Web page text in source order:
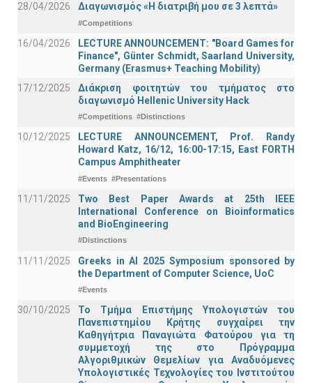
28/04/2026
Διαγωνισμός «Η διατριβή μου σε 3 λεπτά»
#Competitions
16/04/2026
LECTURE ANNOUNCEMENT: "Board Games for
Finance", Günter Schmidt, Saarland University,
Germany (Erasmus+ Teaching Mobility)
17/12/2025
Διάκριση φοιτητών του τμήματος στο
διαγωνισμό Hellenic University Hack
#Competitions #Distinctions
10/12/2025
LECTURE ANNOUNCEMENT, Prof. Randy
Howard Katz, 16/12, 16:00-17:15, East FORTH
Campus Amphitheater
#Events #Presentations
11/11/2025
Two Best Paper Awards at 25th IEEE
International Conference on Bioinformatics
and BioEngineering
#Distinctions
11/11/2025
Greeks in AI 2025 Symposium sponsored by
the Department of Computer Science, UoC
#Events
30/10/2025
Το Τμήμα Επιστήμης Υπολογιστών του
Πανεπιστημίου Κρήτης συγχαίρει την
Καθηγήτρια Παναγιώτα Φατούρου για τη
συμμετοχή της στο Πρόγραμμα
Αλγοριθμικών Θεμελίων για Αναδυόμενες
Υπολογιστικές Τεχνολογίες του Ινστιτούτου